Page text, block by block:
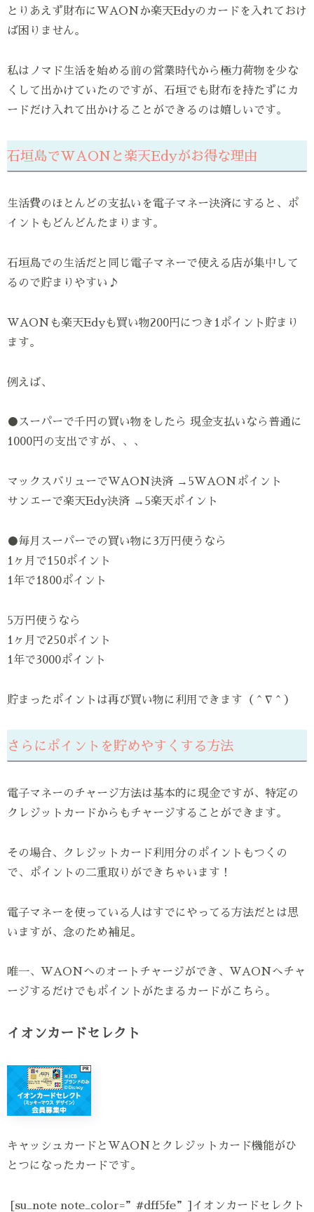
とりあえず財布にWAONか楽天Edyのカードを入れておけ
ば困りません。
私はノマド生活を始める前の営業時代から極力荷物を少な
くして出かけていたのですが、石垣でも財布を持たずにカ
ードだけ入れて出かけることができるのは嬉しいです。
石垣島でWAONと楽天Edyがお得な理由
生活費のほとんどの支払いを電子マネー決済にすると、ポ
イントもどんどんたまります。
石垣島での生活だと同じ電子マネーで使える店が集中して
るので貯まりやすい♪
WAONも楽天Edyも買い物200円につき1ポイント貯まり
ます。
例えば、
●スーパーで千円の買い物をしたら 現金支払いなら普通に
1000円の支出ですが、、、
マックスバリューでWAON決済 →5WAONポイント
サンエーで楽天Edy決済 →5楽天ポイント
●毎月スーパーでの買い物に3万円使うなら
1ヶ月で150ポイント
1年で1800ポイント
5万円使うなら
1ヶ月で250ポイント
1年で3000ポイント
貯まったポイントは再び買い物に利用できます（＾∇＾）
さらにポイントを貯めやすくする方法
電子マネーのチャージ方法は基本的に現金ですが、特定の
クレジットカードからもチャージすることができます。
その場合、クレジットカード利用分のポイントもつくの
で、ポイントの二重取りができちゃいます！
電子マネーを使っている人はすでにやってる方法だとは思
いますが、念のため補足。
唯一、WAONへのオートチャージができ、WAONへチャ
ージするだけでもポイントがたまるカードがこちら。
イオンカードセレクト
キャッシュカードとWAONとクレジットカード機能がひ
とつになったカードです。
[su_note note_color=”#dff5fe”]イオンカードセレクト